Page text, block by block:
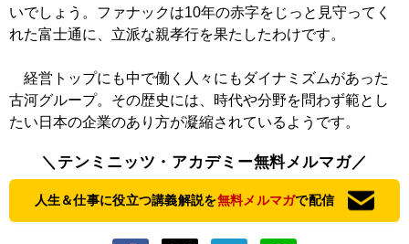
いでしょう。ファナックは10年の赤字をじっと見守ってく
れた富士通に、立派な親孝行を果たしたわけです。
経営トップにも中で働く人々にもダイナミズムがあった
古河グループ。その歴史には、時代や分野を問わず範とし
たい日本の企業のあり方が凝縮されているようです。
＼テンミニッツ・アカデミー無料メルマガ／
人生＆仕事に役立つ講義解説を無料メルマガで配信